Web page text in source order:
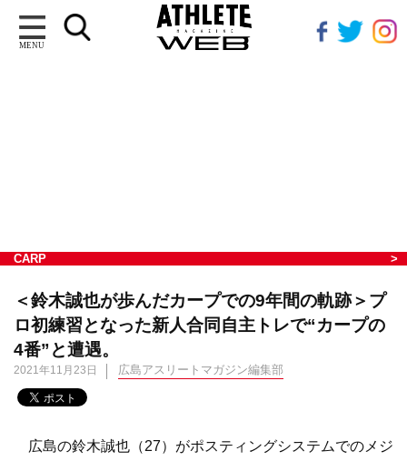
MENU
CARP
＜鈴木誠也が歩んだカープでの9年間の軌跡＞プ
ロ初練習となった新人合同自主トレで“カープの
4番”と遭遇。
2021年11月23日 広島アスリートマガジン編集部
広島の鈴木誠也（27）がポスティングシステムでのメジ